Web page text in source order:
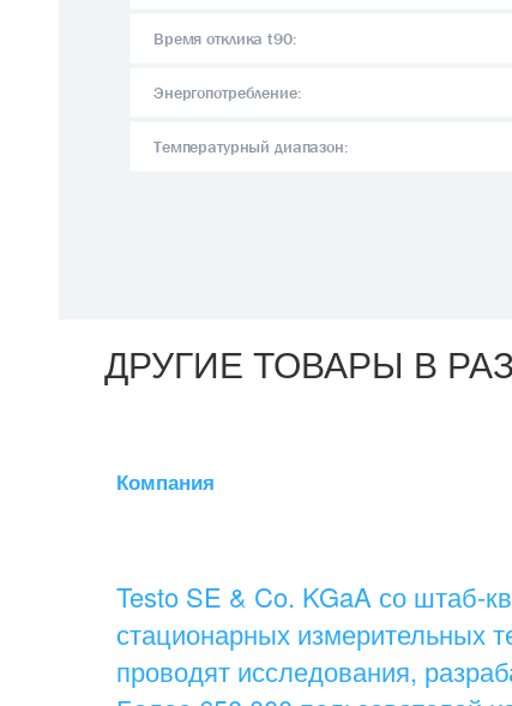
Время отклика t90:
Энергопотребление:
Температурный диапазон:
ДРУГИЕ ТОВАРЫ В
Компания
Testo SE & Co. KGaA со штаб-
стационарных измерительных
проводят исследования,